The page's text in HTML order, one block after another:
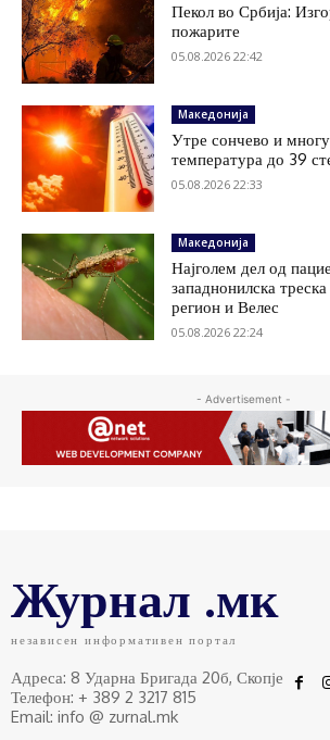
Пекол во Србија:
пожарите
05.08.2026 22:42
Македонија
Утре сончево и
температура до 39
05.08.2026 22:33
Македонија
Најголем дел од
западнонилска
регион и Велес
05.08.2026 22:24
- Advertisement -
Журнал .мк
независен информативен портал
Адреса: 8 Ударна Бригада 20б, Скопје
Телефон: + 389 2 3217 815
Email: info @ zurnal.mk